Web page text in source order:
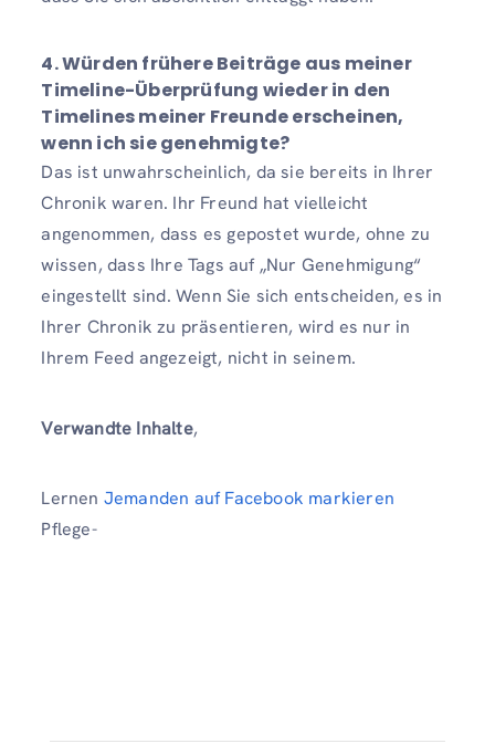
4. Würden frühere Beiträge aus meiner
Timeline-Überprüfung wieder in den
Timelines meiner Freunde erscheinen,
wenn ich sie genehmigte?
Das ist unwahrscheinlich, da sie bereits in Ihrer
Chronik waren. Ihr Freund hat vielleicht
angenommen, dass es gepostet wurde, ohne zu
wissen, dass Ihre Tags auf „Nur Genehmigung“
eingestellt sind. Wenn Sie sich entscheiden, es in
Ihrer Chronik zu präsentieren, wird es nur in
Ihrem Feed angezeigt, nicht in seinem.
Verwandte Inhalte,
Lernen Jemanden auf Facebook markieren
Pflege-